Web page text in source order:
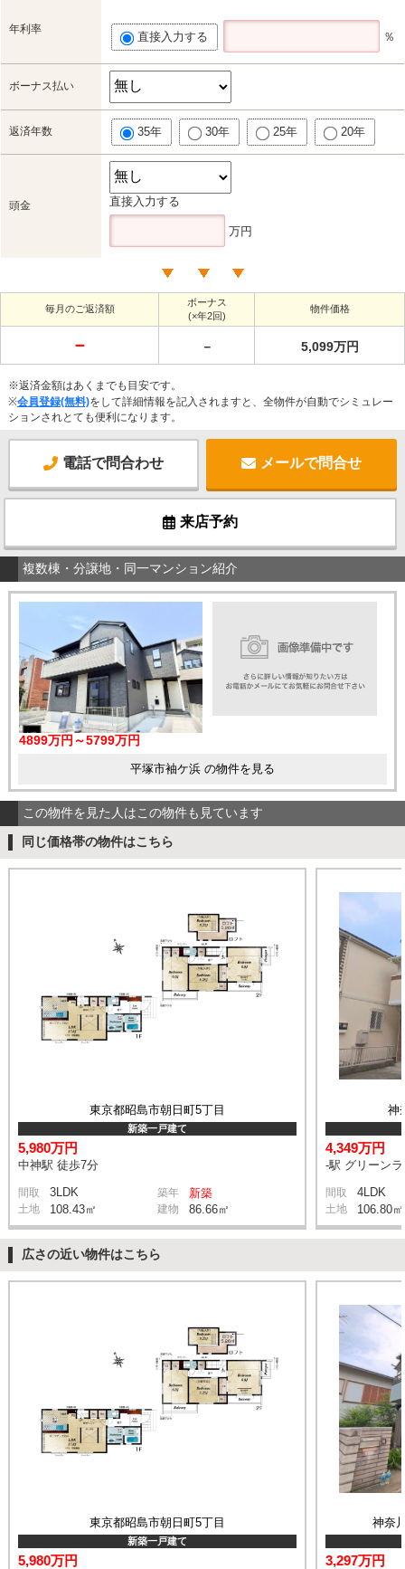
年利率
直接入力する ％
ボーナス払い
返済年数 35年 30年 25年 20年
頭金 直接入力する
万円
毎月のご返済額
ボーナス
(×年2回)
物件価格
－ － 5,099万円
※返済金額はあくまでも目安です。
※会員登録(無料)をして詳細情報を記入されますと、全物件が自動でシミュレー
ションされとても便利になります。
電話で問合わせ メールで問合せ
来店予約
複数棟・分譲地・同一マンション紹介
4899万円～5799万円
平塚市袖ケ浜 の物件を見る
この物件を見た人はこの物件も見ています
同じ価格帯の物件はこちら
東京都昭島市朝日町5丁目
新築一戸建て
5,980万円
中神駅 徒歩7分
間取 3LDK 築年 新築
土地 108.43㎡ 建物 86.66㎡
神
4,349万円
-駅 グリーン
間取 4LDK
土地 106.80㎡
広さの近い物件はこちら
東京都昭島市朝日町5丁目
新築一戸建て
5,980万円
神奈
3,297万円